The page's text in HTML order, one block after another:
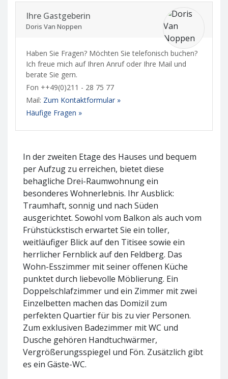
Ihre Gastgeberin
Doris Van Noppen
Haben Sie Fragen? Möchten Sie telefonisch buchen?
Ich freue mich auf Ihren Anruf oder Ihre Mail und
berate Sie gern.
Fon ++49(0)211 - 28 75 77
Mail: Zum Kontaktformular »
Häufige Fragen »
In der zweiten Etage des Hauses und bequem
per Aufzug zu erreichen, bietet diese
behagliche Drei-Raumwohnung ein
besonderes Wohnerlebnis. Ihr Ausblick:
Traumhaft, sonnig und nach Süden
ausgerichtet. Sowohl vom Balkon als auch vom
Frühstückstisch erwartet Sie ein toller,
weitläufiger Blick auf den Titisee sowie ein
herrlicher Fernblick auf den Feldberg. Das
Wohn-Esszimmer mit seiner offenen Küche
punktet durch liebevolle Möblierung. Ein
Doppelschlafzimmer und ein Zimmer mit zwei
Einzelbetten machen das Domizil zum
perfekten Quartier für bis zu vier Personen.
Zum exklusiven Badezimmer mit WC und
Dusche gehören Handtuchwärmer,
Vergrößerungsspiegel und Fön. Zusätzlich gibt
es ein Gäste-WC.